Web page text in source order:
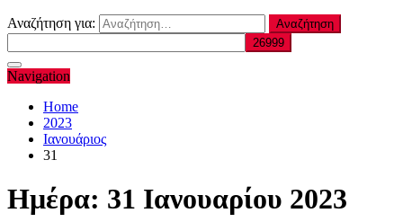
Αναζήτηση για:
Navigation
Home
2023
Ιανουάριος
31
Ημέρα: 31 Ιανουαρίου 2023